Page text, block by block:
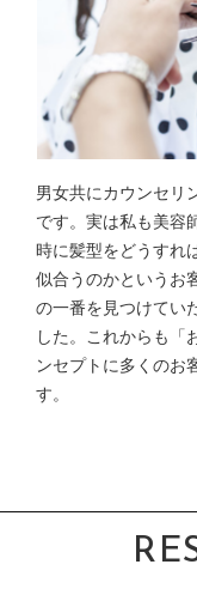
男女共にカウンセリ
です。実は私も美容
時に髪型をどうすれ
似合うのかというお
の一番を見つけてい
した。これからも「
ンセプトに多くのお
す。